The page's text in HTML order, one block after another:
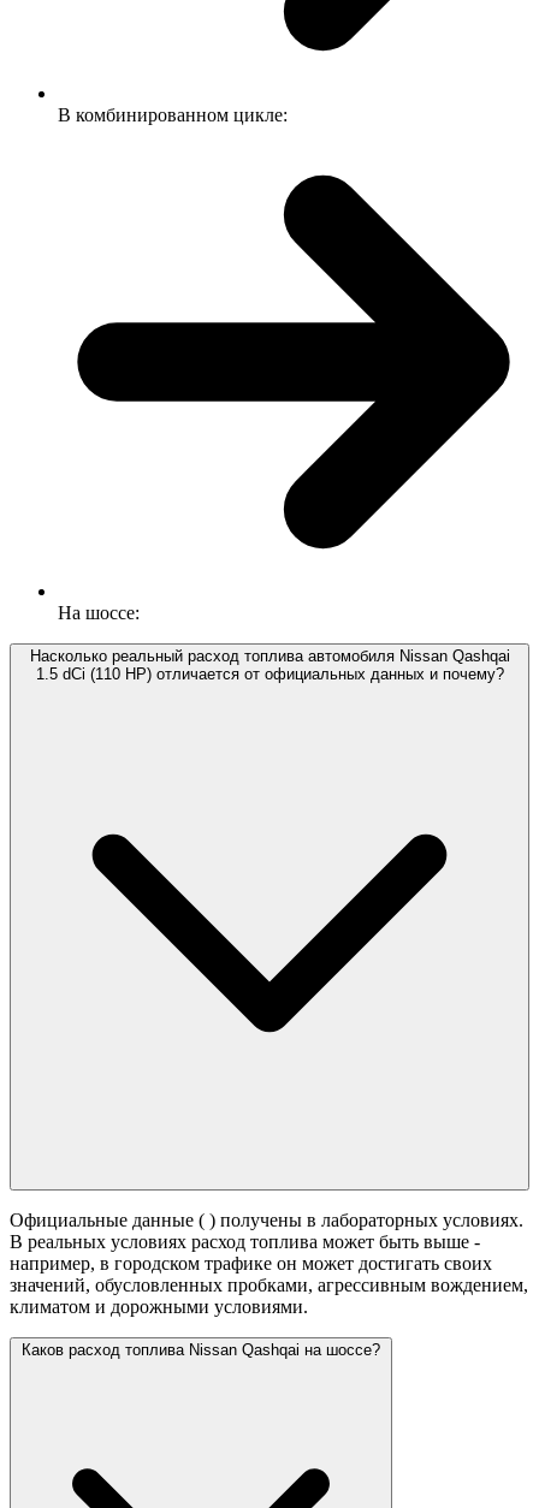
В комбинированном цикле:
На шоссе:
Насколько реальный расход топлива автомобиля Nissan Qashqai
1.5 dCi (110 HP) отличается от официальных данных и почему?
Официальные данные ( ) получены в лабораторных условиях.
В реальных условиях расход топлива может быть выше -
например, в городском трафике он может достигать своих
значений, обусловленных пробками, агрессивным вождением,
климатом и дорожными условиями.
Каков расход топлива Nissan Qashqai на шоссе?